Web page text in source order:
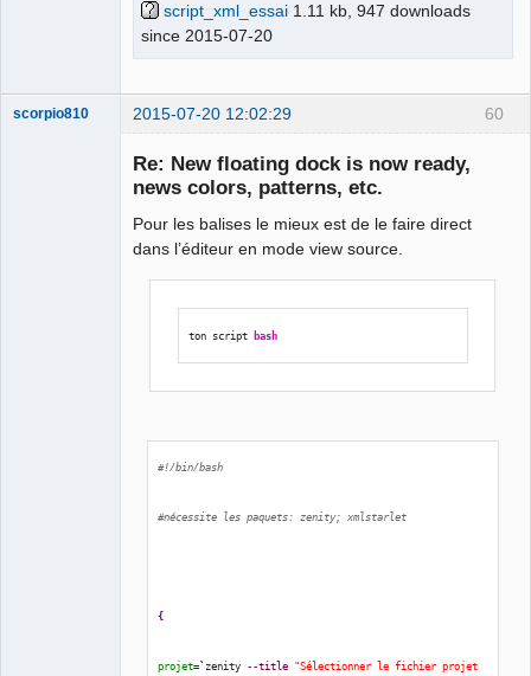
script_xml_essai 1.11 kb, 947 downloads
since 2015-07-20
60
scorpio810 2015-07-20 12:02:29
Re: New floating dock is now ready,
news colors, patterns, etc.
Pour les balises le mieux est de le faire direct
dans l’éditeur en mode view source.
ton script bash
#!/bin/bash
#nécessite les paquets: zenity; xmlstarlet
{
projet=`zenity --title "Sélectionner le fichier projet